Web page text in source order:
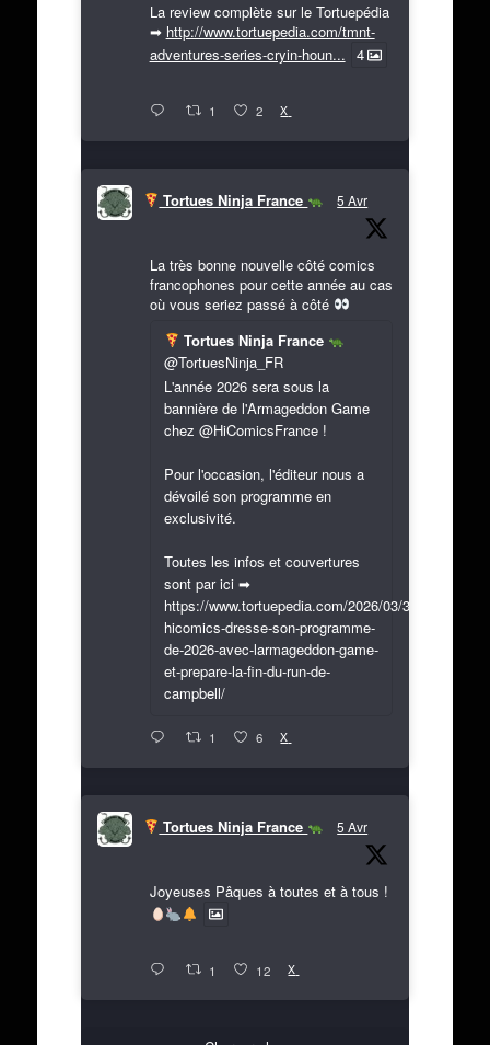
La review complète sur le Tortuepédia
➡ http://www.tortuepedia.com/tmnt-
adventures-series-cryin-houn... 4
1 2 X
Tortues Ninja France 5 Avr
La très bonne nouvelle côté comics
francophones pour cette année au cas
où vous seriez passé à côté
Tortues Ninja France
@TortuesNinja_FR
L'année 2026 sera sous la
bannière de l'Armageddon Game
chez @HiComicsFrance !
Pour l'occasion, l'éditeur nous a
dévoilé son programme en
exclusivité.
Toutes les infos et couvertures
sont par ici ➡
https://www.tortuepedia.com/2026/03/31/exclusif-
hicomics-dresse-son-programme-
de-2026-avec-larmageddon-game-
et-prepare-la-fin-du-run-de-
campbell/
1 6 X
Tortues Ninja France 5 Avr
Joyeuses Pâques à toutes et à tous !
1 12 X